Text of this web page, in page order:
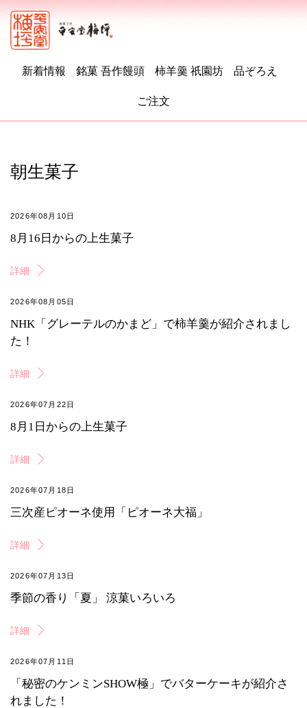
新着情報 銘菓 吾作饅頭 柿羊羹 祇園坊 品ぞろえ
ご注文
朝生菓子
2026年08月10日
8月16日からの上生菓子
詳細
2026年08月05日
NHK「グレーテルのかまど」で柿羊羹が紹介されまし
た！
詳細
2026年07月22日
8月1日からの上生菓子
詳細
2026年07月18日
三次産ピオーネ使用「ピオーネ大福」
詳細
2026年07月13日
季節の香り「夏」 涼菓いろいろ
詳細
2026年07月11日
「秘密のケンミンSHOW極」でバターケーキが紹介さ
れました！